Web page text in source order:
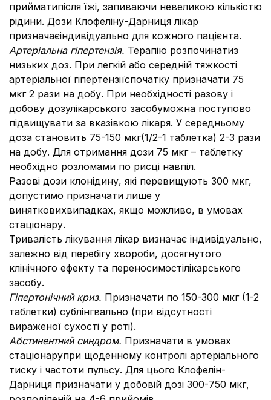
прийматипісля їжі, запиваючи невеликою кількістю
рідини. Дози Клофеліну-Дарниця лікар
призначаєіндивідуально для кожного пацієнта.
Артеріальна гіпертензія. Терапію розпочинатиз
низьких доз. При легкій або середній тяжкості
артеріальної гіпертензіїспочатку призначати 75
мкг 2 рази на добу. При необхідності разову і
добову дозулікарського засобуможна поступово
підвищувати за вказівкою лікаря. У середньому
доза становить 75-150 мкг(1/2-1 таблетка) 2-3 рази
на добу. Для отримання дози 75 мкг – таблетку
необхідно розломами по рисці навпіл.
Разові дози клонідину, які перевищують 300 мкг,
допустимо призначати лише у
винятковихвипадках, якщо можливо, в умовах
стаціонару.
Тривалість лікування лікар визначає індивідуально,
залежно від перебігу хвороби, досягнутого
клінічного ефекту та переносимостілікарського
засобу.
Гіпертонічний криз. Призначати по 150-300 мкг (1-2
таблетки) сублінгвально (при відсутності
вираженої сухості у роті).
Абстинентний синдром. Призначати в умовах
стаціонарупри щоденному контролі артеріального
тиску і частоти пульсу. Для цього Клофелін-
Дарниця призначати у добовій дозі 300-750 мкг,